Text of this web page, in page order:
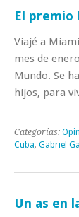
El premio
Viajé a
mes de
Mundo. Se
hijos, para
Categorías:
Cuba, Gabriel
Un as en